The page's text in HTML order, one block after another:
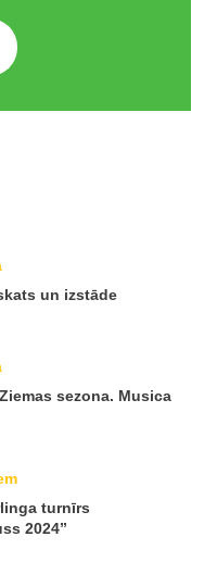
un izstāde
sezona. Musica
turnīrs
2024”